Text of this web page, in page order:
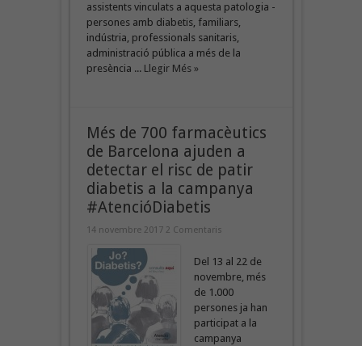
assistents vinculats a aquesta patologia -
persones amb diabetis, familiars,
indústria, professionals sanitaris,
administració pública a més de la
presència ... Llegir Més »
Més de 700 farmacèutics
de Barcelona ajuden a
detectar el risc de patir
diabetis a la campanya
#AtencióDiabetis
14 novembre 2017 2 Comentaris
Del 13 al 22 de
novembre, més
de 1.000
persones ja han
participat a la
campanya